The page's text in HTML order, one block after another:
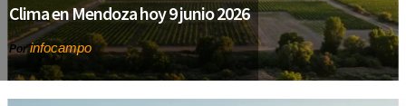
Clima en Mendoza hoy 9 junio 2026
Porinfocampo